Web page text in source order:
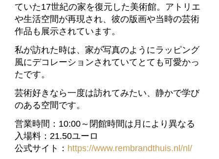
ていた17世紀の家を復元した美術館。アトリエ
や生活空間が再現され、彼の版画や当時の芸術
作品も展示されています。
私が訪れた時は、家が写真のようにラッピング
風にデコレーションされていてとても可愛かっ
たです。
芸術好きなら一度は訪れてみたい、静かで学び
のある空間です。
営業時間：10:00～閉館時間は月により異なる
入場料： 21.50ユーロ
公式サイト： https://www.rembrandthuis.nl/nl/